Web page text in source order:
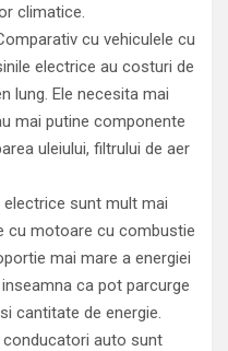
climatice.
cu vehiculele cu
electrice au costuri de
lung. Ele necesita mai
mai putine componente
uleiului, filtrului de aer
electrice sunt mult mai
cu motoare cu combustie
mai mare a energiei
ca pot parcurge
cantitate de energie.
auto sunt